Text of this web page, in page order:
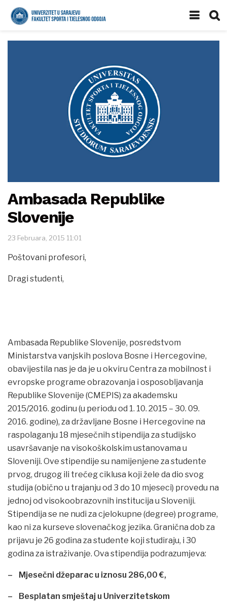
Ambasada Republike
Slovenije
23 Februara, 2015 11:01
Poštovani profesori,
Dragi studenti,
Ambasada Republike Slovenije, posredstvom
Ministarstva vanjskih poslova Bosne i Hercegovine,
obavijestila nas je da je u okviru Centra za mobilnost i
evropske programe obrazovanja i osposobljavanja
Republike Slovenije (CMEPIS) za akademsku
2015/2016. godinu (u periodu od 1. 10. 2015 – 30. 09.
2016. godine), za državljane Bosne i Hercegovine na
raspolaganju 18 mjesečnih stipendija za studijsko
usavršavanje na visokoškolskim ustanovama u
Sloveniji. Ove stipendije su namijenjene za studente
prvog, drugog ili trećeg ciklusa koji žele da dio svog
studija (obično u trajanju od 3 do 10 mjeseci) provedu na
jednoj od visokoobrazovnih institucija u Sloveniji.
Stipendija se ne nudi za cjelokupne (degree) programe,
kao ni za kurseve slovenačkog jezika. Granična dob za
prijavu je 26 godina za studente koji studiraju, i 30
godina za istraživanje. Ova stipendija podrazumjeva:
– Mjesečni džeparac u iznosu 286,00 €,
– Besplatan smještaj u Univerzitetskom